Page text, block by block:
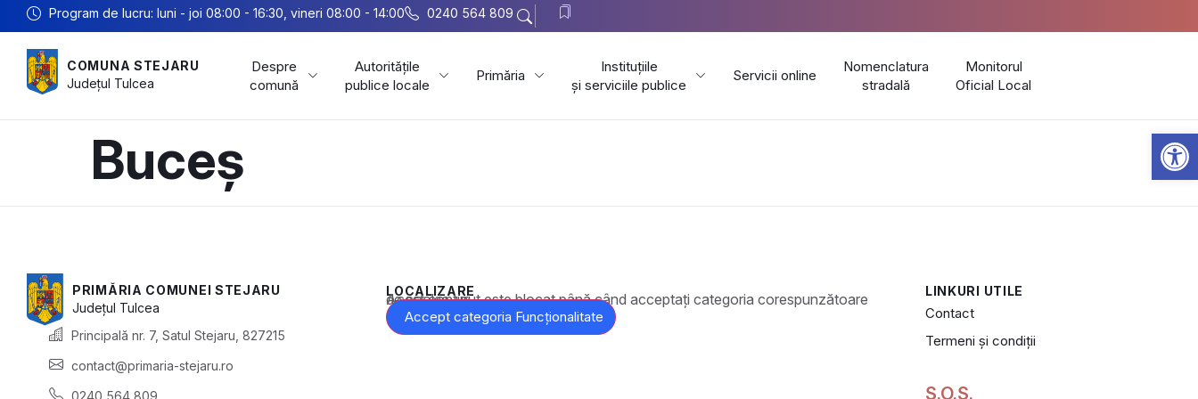
Program de lucru: luni - joi 08:00 - 16:30, vineri 08:00 - 14:00 0240 564 809
COMUNA STEJARU
Județul Tulcea
Despre
comună
Autoritățile
publice locale
Primăria
Instituțiile
și serviciile publice
Servicii online
Nomenclatura
stradală
Monitorul
Oficial Local
Buceș
PRIMĂRIA COMUNEI STEJARU
Județul Tulcea
Principală nr. 7, Satul Stejaru, 827215
contact@primaria-stejaru.ro
0240 564 809
LOCALIZARE
Acest conținut este blocat până când acceptați categoria corespunzătoare de cookie-uri.
Accept categoria Funcționalitate
LINKURI UTILE
Contact
Termeni și condiții
S.O.S.